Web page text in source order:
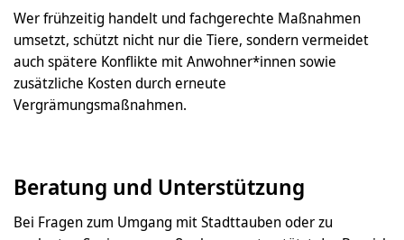
Wer frühzeitig handelt und fachgerechte Maßnahmen
umsetzt, schützt nicht nur die Tiere, sondern vermeidet
auch spätere Konflikte mit Anwohner*innen sowie
zusätzliche Kosten durch erneute
Vergrämungsmaßnahmen.
Beratung und Unterstützung
Bei Fragen zum Umgang mit Stadttauben oder zu